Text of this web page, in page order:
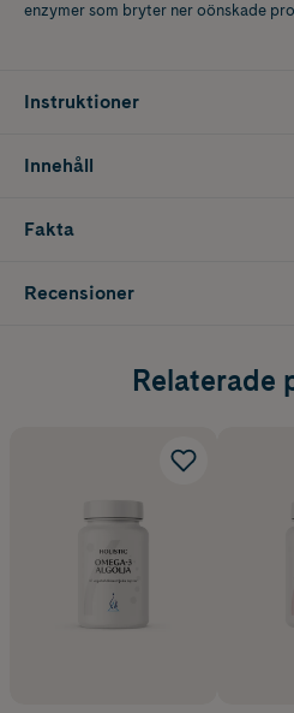
enzymer som bryter ner oönskade
Instruktioner
Innehåll
Fakta
Recensioner
Relaterade